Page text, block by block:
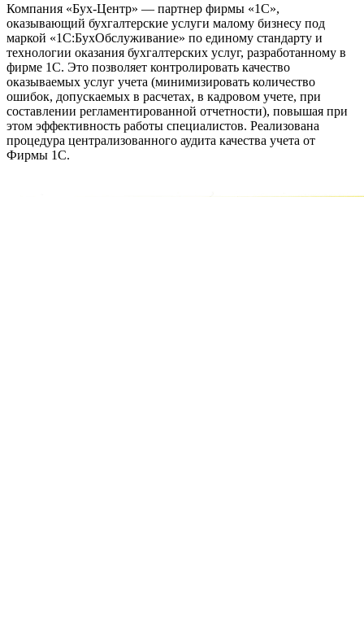
Компания «Бух-Центр» — партнер фирмы «1С»,
оказывающий бухгалтерские услуги малому бизнесу под
маркой «1С:БухОбслуживание» по единому стандарту и
технологии оказания бухгалтерских услуг, разработанному в
фирме 1С. Это позволяет контролировать качество
оказываемых услуг учета (минимизировать количество
ошибок, допускаемых в расчетах, в кадровом учете, при
составлении регламентированной отчетности), повышая при
этом эффективность работы специалистов. Реализована
процедура централизованного аудита качества учета от
Фирмы 1С.